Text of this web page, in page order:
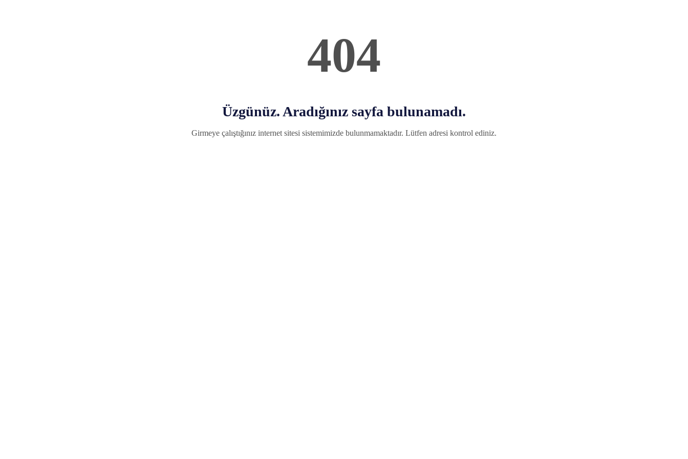
404
Üzgünüz. Aradığınız sayfa bulunamadı.
Girmeye çalıştığınız internet sitesi sistemimizde bulunmamaktadır. Lütfen adresi kontrol ediniz.